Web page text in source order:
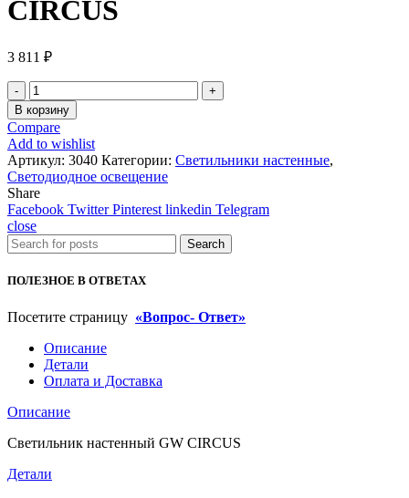
CIRCUS
3 811 ₽
Количество
товара
Светильник
настенный
GW
CIRCUS
В корзину
Compare
Add to wishlist
Артикул: 3040 Категории: Светильники настенные,
Светодиодное освещение
Share
Facebook Twitter Pinterest linkedin Telegram
close
Search
ПОЛЕЗНОЕ В ОТВЕТАХ
Посетите страницу «Вопрос- Ответ»
Описание
Детали
Оплата и Доставка
Описание
Светильник настенный GW CIRCUS
Детали